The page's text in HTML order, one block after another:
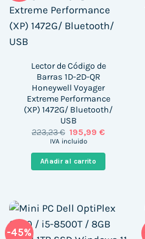
Lector de Código de
Barras 1D-2D-QR
Honeywell Voyager
Extreme Performance
(XP) 1472G/ Bluetooth/
USB
223,23€ El
precio
era:
223,23 €.
195,99€El
es:
IVA incluido
Añadir al carrito
-45%